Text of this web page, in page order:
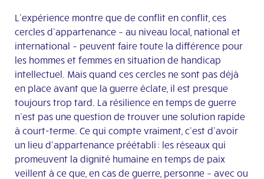
L’expérience montre que de conflit en conflit, ces
cercles d’appartenance – au niveau local, national et
international – peuvent faire toute la différence pour
les hommes et femmes en situation de handicap
intellectuel. Mais quand ces cercles ne sont pas déjà
en place avant que la guerre éclate, il est presque
toujours trop tard. La résilience en temps de guerre
n’est pas une question de trouver une solution rapide
à court-terme. Ce qui compte vraiment, c’est d’avoir
un lieu d’appartenance préétabli : les réseaux qui
promeuvent la dignité humaine en temps de paix
veillent à ce que, en cas de guerre, personne – avec ou